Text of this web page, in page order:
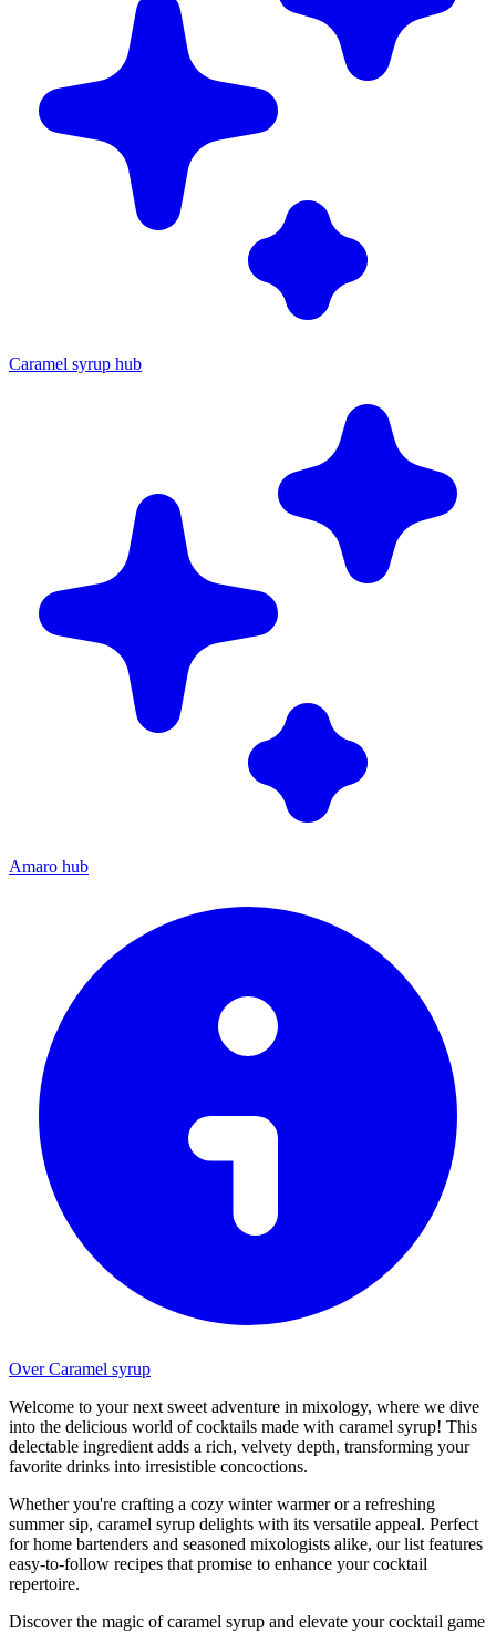
Caramel syrup hub
Amaro hub
Over Caramel syrup
Welcome to your next sweet adventure in mixology, where we dive
into the delicious world of cocktails made with caramel syrup! This
delectable ingredient adds a rich, velvety depth, transforming your
favorite drinks into irresistible concoctions.
Whether you're crafting a cozy winter warmer or a refreshing
summer sip, caramel syrup delights with its versatile appeal. Perfect
for home bartenders and seasoned mixologists alike, our list features
easy-to-follow recipes that promise to enhance your cocktail
repertoire.
Discover the magic of caramel syrup and elevate your cocktail game